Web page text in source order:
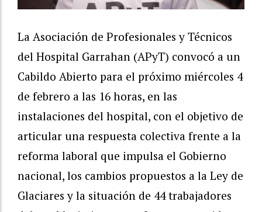
La Asociación de Profesionales y Técnicos
del Hospital Garrahan (APyT) convocó a un
Cabildo Abierto para el próximo miércoles 4
de febrero a las 16 horas, en las
instalaciones del hospital, con el objetivo de
articular una respuesta colectiva frente a la
reforma laboral que impulsa el Gobierno
nacional, los cambios propuestos a la Ley de
Glaciares y la situación de 44 trabajadores